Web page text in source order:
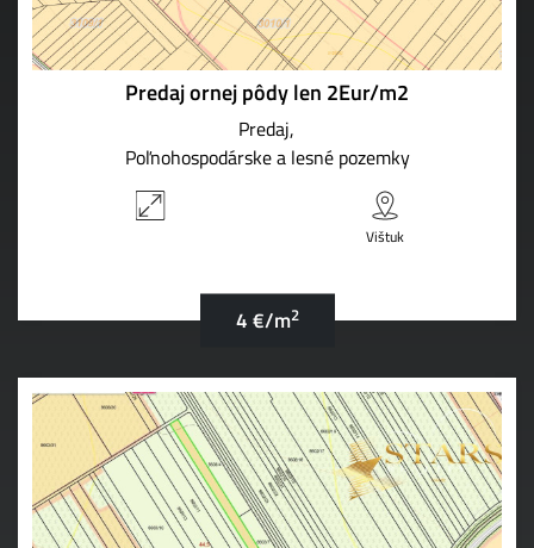
Predaj ornej pôdy len 2Eur/m2
Predaj
Poľnohospodárske a lesné pozemky
Vištuk
4 €/m2